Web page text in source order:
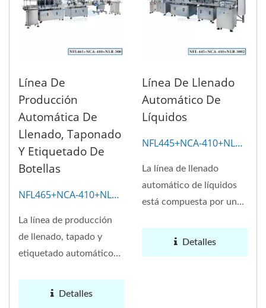
Línea De
Producción
Automática De
Llenado, Taponado
Y Etiquetado De
Botellas
NFL465+NCA-410+NLR-
La línea de producción
de llenado, tapado y
etiquetado automático
Detalles
Línea De Llenado
Automático De
Líquidos
NFL445+NCA-410+NLR-
La línea de llenado
automático de líquidos
está compuesta por un
Detalles